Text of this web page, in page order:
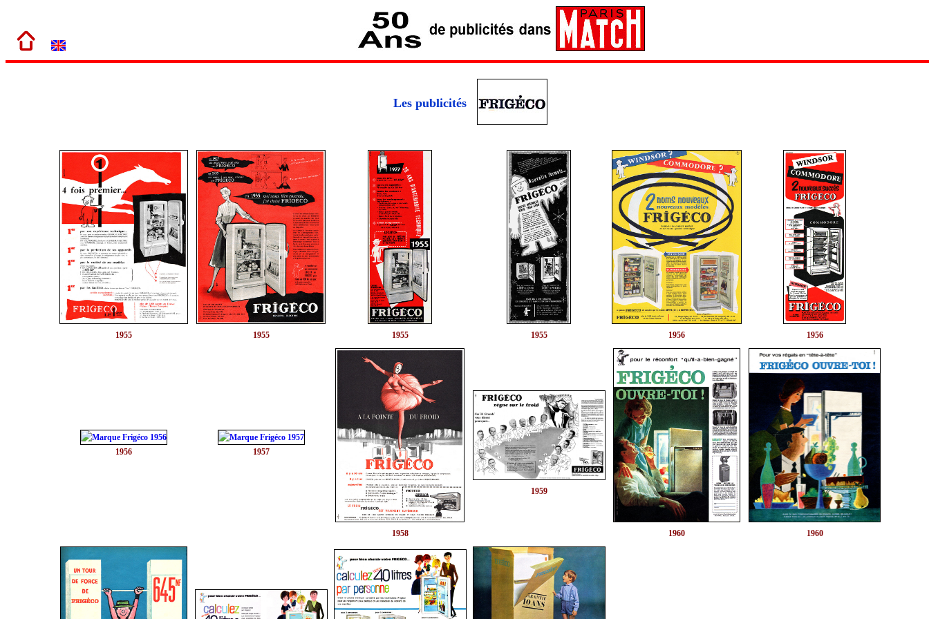
Les publicités
1955 1955 1955 1955 1956 1956
1956 1957
1958
1959
1960 1960